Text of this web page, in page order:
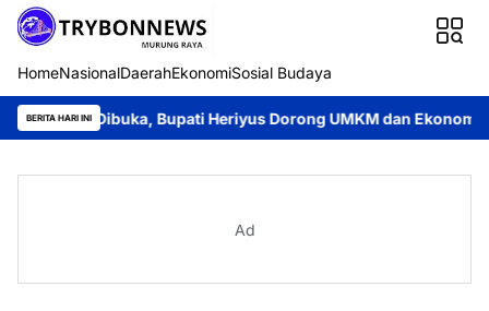
HomeNasionalDaerahEkonomiSosial Budaya
BERITA HARI INI
Dibuka, Bupati Heriyus Dorong UMKM dan Ekonomi Lokal
Ad